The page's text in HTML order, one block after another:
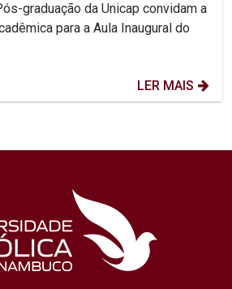
graduação da Unicap convidam a
para a Aula Inaugural do
LER MAIS